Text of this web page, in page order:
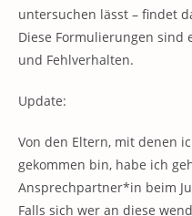
untersuchen lässt – findet
Diese Formulierungen sind
und Fehlverhalten.
Update:
Von den Eltern, mit denen
gekommen bin, habe ich
Ansprechpartner*in beim
Falls sich wer an diese